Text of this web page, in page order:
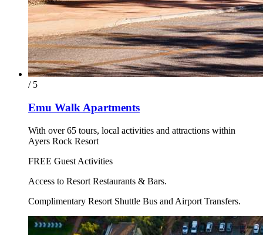
/ 5
Emu Walk Apartments
With over 65 tours, local activities and attractions within
Ayers Rock Resort
FREE Guest Activities
Access to Resort Restaurants & Bars.
Complimentary Resort Shuttle Bus and Airport Transfers.